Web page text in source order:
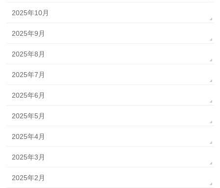
2025年10月
2025年9月
2025年8月
2025年7月
2025年6月
2025年5月
2025年4月
2025年3月
2025年2月